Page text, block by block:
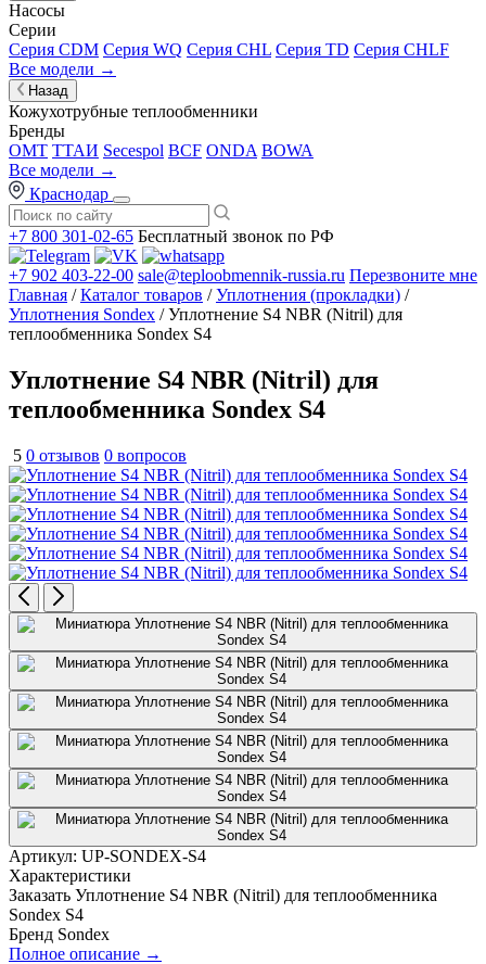
Насосы
Серии
Серия CDM Серия WQ Серия CHL Серия TD Серия CHLF
Все модели →
Назад
Кожухотрубные теплообменники
Бренды
OMT ТТАИ Secespol BCF ONDA BOWA
Все модели →
Краснодар
+7 800 301-02-65 Бесплатный звонок по РФ
+7 902 403-22-00 sale@teploobmennik-russia.ru Перезвоните мне
Главная /Каталог товаров /Уплотнения (прокладки) /
Уплотнения Sondex / Уплотнение S4 NBR (Nitril) для
теплообменника Sondex S4
Уплотнение S4 NBR (Nitril) для
теплообменника Sondex S4
5 0 отзывов 0 вопросов
Артикул: UP-SONDEX-S4
Характеристики
Заказать Уплотнение S4 NBR (Nitril) для теплообменника
Sondex S4
Бренд Sondex
Полное описание →